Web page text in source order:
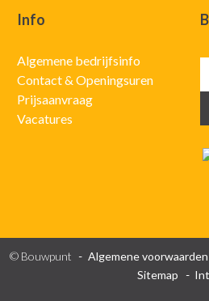
Info
Algemene bedrijfsinfo
Contact & Openingsuren
Prijsaanvraag
Vacatures
© Bouwpunt Algemene voorwaarden
Sitemap